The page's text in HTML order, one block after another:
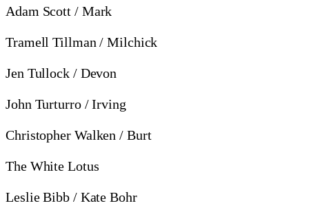
Adam Scott / Mark
Tramell Tillman / Milchick
Jen Tullock / Devon
John Turturro / Irving
Christopher Walken / Burt
The White Lotus
Leslie Bibb / Kate Bohr